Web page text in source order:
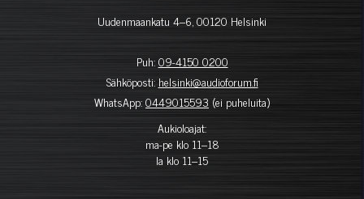
Uudenmaankatu 4–6, 00120 Helsinki
Puh:09-4150 0200
Sähköposti: helsinki@audioforum.fi
WhatsApp:0449015593 (ei puheluita)
Aukioloajat:
ma-pe klo 11–18
la klo 11–15